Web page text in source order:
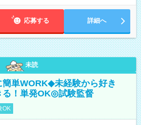
応募する 詳細へ
未読
単WORK◆未経験から好き
る！単発OK◎試験監督
OK